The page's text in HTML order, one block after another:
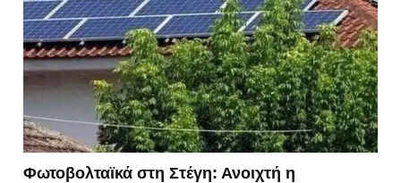
Φωτοβολταϊκά στη Στέγη: Ανοιχτή η